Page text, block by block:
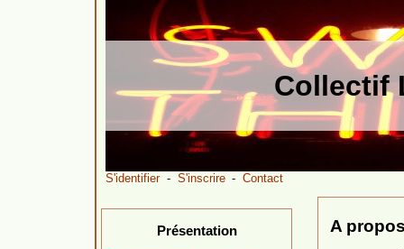
Collectif
S'identifier - S'inscrire - Contact
Présentation A